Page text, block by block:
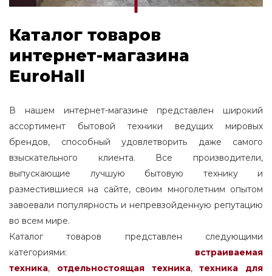
Каталог товаров
интернет-магазина
EuroHall
В нашем интернет-магазине представлен широкий
ассортимент бытовой техники ведущих мировых
брендов, способный удовлетворить даже самого
взыскательного клиента. Все производители,
выпускающие лучшую бытовую технику и
разместившиеся на сайте, своим многолетним опытом
завоевали популярность и непревзойденную репутацию
во всем мире.
Каталог товаров представлен следующими
категориями: встраиваемая
техника, отдельностоящаятехника,
техника для